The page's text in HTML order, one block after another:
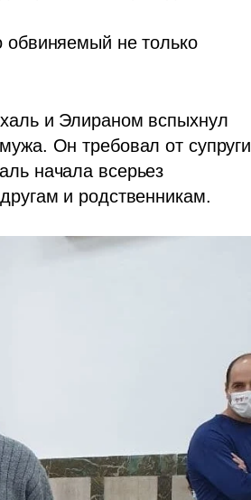
обвиняемый не только
и Элираном вспыхнул
Он требовал от супруги
начала всерьез
и родственникам.